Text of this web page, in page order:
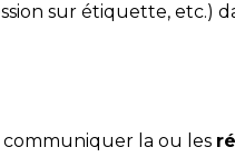
sur étiquette, etc.)
la ou les